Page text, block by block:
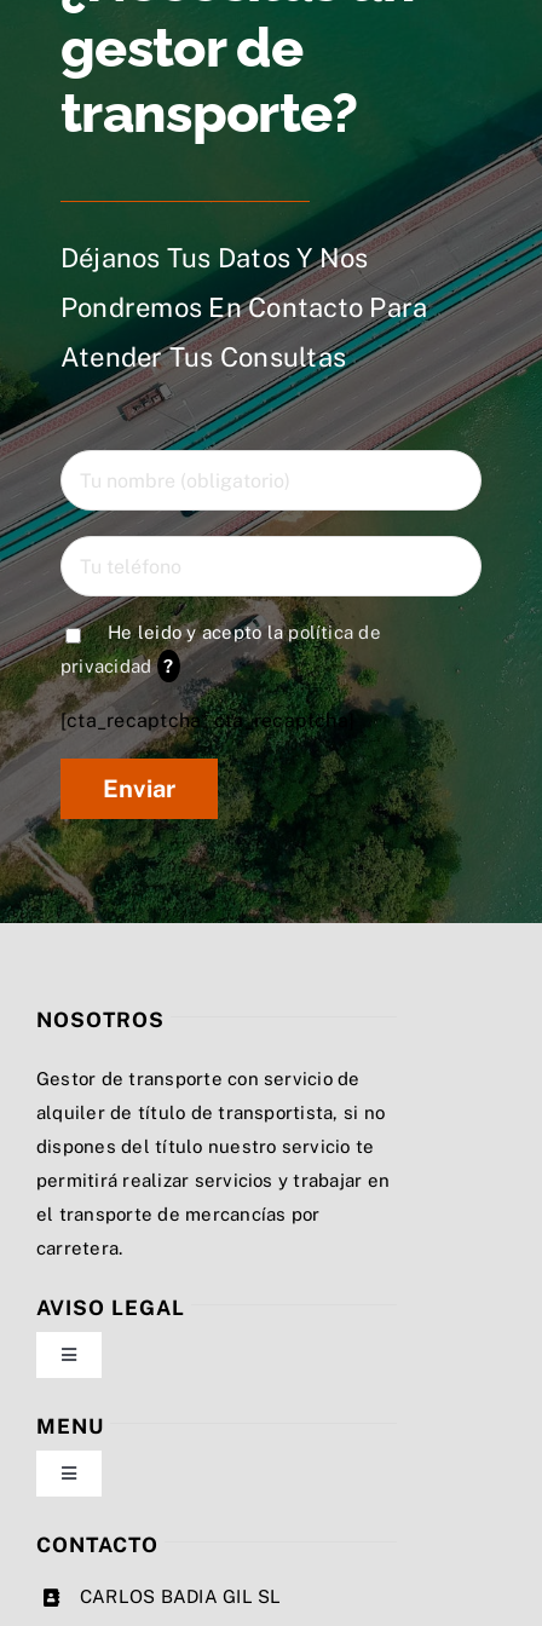
gestor de
transporte?
Déjanos Tus Datos Y Nos
Pondremos En Contacto Para
Atender Tus Consultas
He leido y acepto lapolítica de
privacidad ?
[cta_recaptcha* cta_recaptcha]
NOSOTROS
Gestor de transporte con servicio de
alquiler de título de transportista, si no
dispones del título nuestro servicio te
permitirá realizar servicios y trabajar en
el transporte de mercancías por
carretera.
AVISO LEGAL
Toggle
Navigation
Política de privacidad
Condiciones de uso
MENU
Toggle
Navigation
Nosotros
CONTACTO
CARLOS BADIA GIL SL